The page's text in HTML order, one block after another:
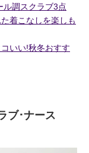
調スクラブ3点
着こなしを楽しも
いい!秋冬おすす
ブ･ナース